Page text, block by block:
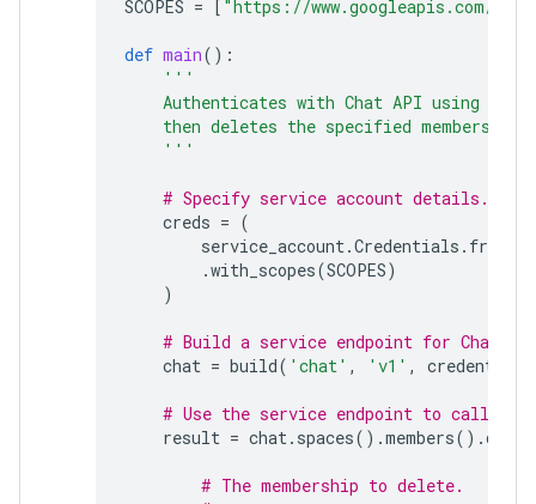
SCOPES = [ "https://www.googleapis.com/
def main():
'''
Authenticates with Chat API using app
    then deletes the specified membership.
    '''
# Specify service account details.
creds = (
service_account.Credentials .
.with_scopes(SCOPES)
)
# Build a service endpoint for Chat
chat = build( 'chat' , 'v1' , credentials
# Use the service endpoint to call
result = chat. spaces() .members() .
# The membership to delete.